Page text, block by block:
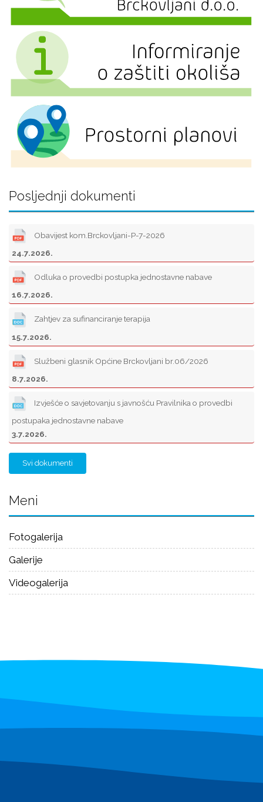
Posljednji dokumenti
Obavijest kom.Brckovljani-P-7-2026
24.7.2026.
Odluka o provedbi postupka jednostavne nabave
16.7.2026.
Zahtjev za sufinanciranje terapija
15.7.2026.
Službeni glasnik Općine Brckovljani br.06/2026
8.7.2026.
Izvješće o savjetovanju s javnošću Pravilnika o provedbi
postupaka jednostavne nabave
3.7.2026.
Svi dokumenti
Meni
Fotogalerija
Galerije
Videogalerija